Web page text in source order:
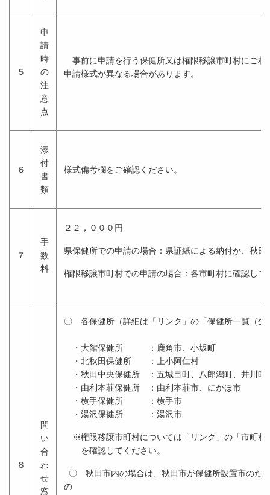
５
申
請
時
の
注
意
点
事前に申請を行う保健所又は権限移譲市町村にご
申請様式が異なる場合があります。
６
添
付
書
類
様式備考欄をご確認ください。
７
手
数
料
２２，０００円
県保健所での申請の場合：県証紙による納付か、秋
権限移譲市町村での申請の場合：各市町村に確認して
８
問
い
合
わ
せ
窓
〇 各保健所（詳細は「リンク」の「保健所一覧（生
・大館保健所 ：鹿角市、小坂町
・北秋田保健所 ：上小阿仁村
・秋田中央保健所 ：五城目町、八郎潟町、井川町
・由利本荘保健所 ：由利本荘市、にかほ市
・横手保健所 ：横手市
・湯沢保健所 ：湯沢市
※権限移譲市町村については「リンク」の「市町村
を確認してください。
〇 秋田市内の場合は、秋田市が保健所設置市のた